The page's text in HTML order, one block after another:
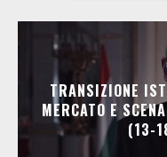
TRANSIZIONE
MERCATO E
(13-